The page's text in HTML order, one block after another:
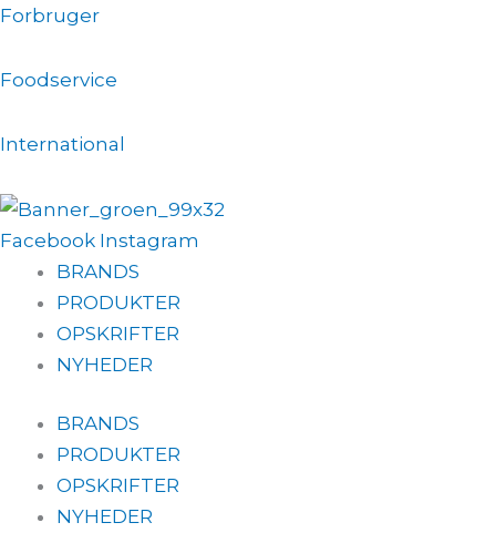
Gå
indholdet
Forbruger
Foodservice
International
Facebook Instagram
BRANDS
PRODUKTER
OPSKRIFTER
NYHEDER
BRANDS
PRODUKTER
OPSKRIFTER
NYHEDER